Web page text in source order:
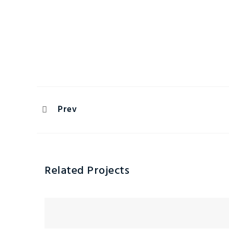
Prev
Related Projects